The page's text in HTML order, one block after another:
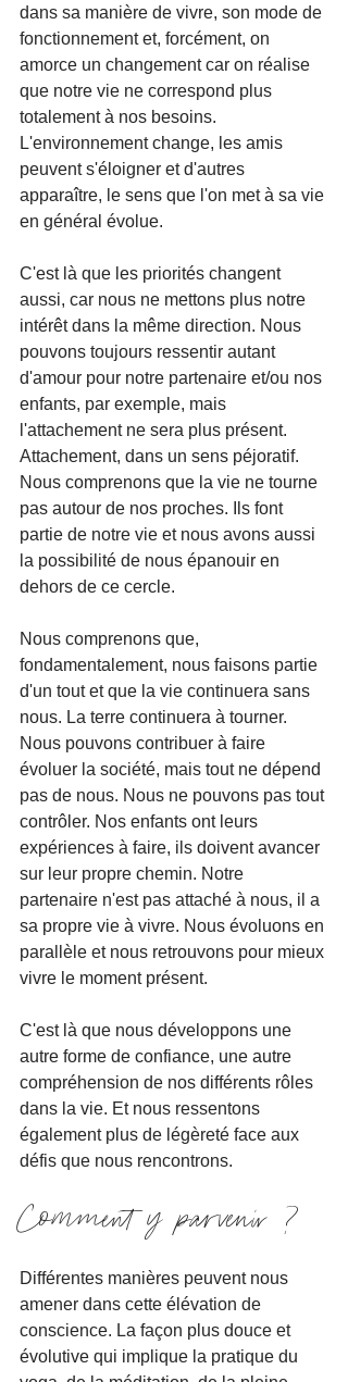
dans sa manière de vivre, son mode de
fonctionnement et, forcément, on
amorce un changement car on réalise
que notre vie ne correspond plus
totalement à nos besoins.
L'environnement change, les amis
peuvent s'éloigner et d'autres
apparaître, le sens que l'on met à sa vie
en général évolue.
C'est là que les priorités changent
aussi, car nous ne mettons plus notre
intérêt dans la même direction. Nous
pouvons toujours ressentir autant
d'amour pour notre partenaire et/ou nos
enfants, par exemple, mais
l'attachement ne sera plus présent.
Attachement, dans un sens péjoratif.
Nous comprenons que la vie ne tourne
pas autour de nos proches. Ils font
partie de notre vie et nous avons aussi
la possibilité de nous épanouir en
dehors de ce cercle.
Nous comprenons que,
fondamentalement, nous faisons partie
d'un tout et que la vie continuera sans
nous. La terre continuera à tourner.
Nous pouvons contribuer à faire
évoluer la société, mais tout ne dépend
pas de nous. Nous ne pouvons pas tout
contrôler. Nos enfants ont leurs
expériences à faire, ils doivent avancer
sur leur propre chemin. Notre
partenaire n'est pas attaché à nous, il a
sa propre vie à vivre. Nous évoluons en
parallèle et nous retrouvons pour mieux
vivre le moment présent.
C'est là que nous développons une
autre forme de confiance, une autre
compréhension de nos différents rôles
dans la vie. Et nous ressentons
également plus de légèreté face aux
défis que nous rencontrons.
Comment y parvenir ?
Différentes manières peuvent nous
amener dans cette élévation de
conscience. La façon plus douce et
évolutive qui implique la pratique du